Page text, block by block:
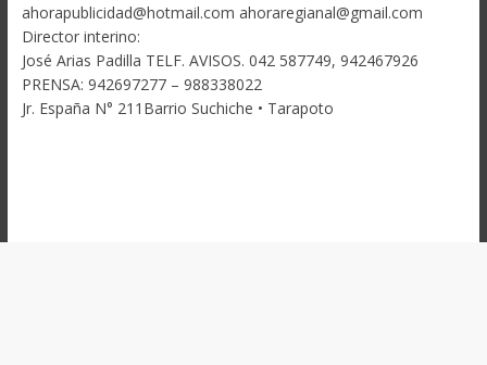
ahorapublicidad@hotmail.com ahoraregianal@gmail.com
Director interino:
José Arias Padilla TELF. AVISOS. 042 587749, 942467926
PRENSA: 942697277 – 988338022
Jr. España N° 211Barrio Suchiche • Tarapoto